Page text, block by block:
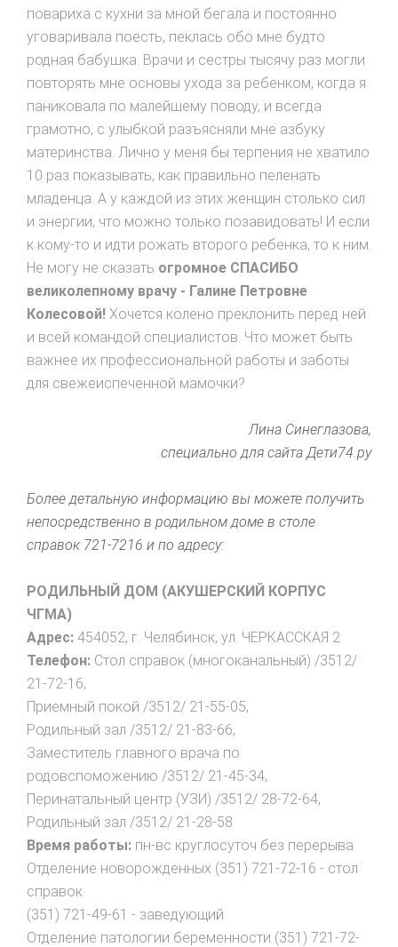
повариха с кухни за мной бегала и постоянно
уговаривала поесть, пеклась обо мне будто
родная бабушка. Врачи и сестры тысячу раз могли
повторять мне основы ухода за ребенком, когда я
паниковала по малейшему поводу, и всегда
грамотно, с улыбкой разъясняли мне азбуку
материнства. Лично у меня бы терпения не хватило
10 раз показывать, как правильно пеленать
младенца. А у каждой из этих женщин столько сил
и энергии, что можно только позавидовать! И если
к кому-то и идти рожать второго ребенка, то к ним.
Не могу не сказать огромное СПАСИБО
великолепному врачу - Галине Петровне
Колесовой! Хочется колено преклонить перед ней
и всей командой специалистов. Что может быть
важнее их профессиональной работы и заботы
для свежеиспеченной мамочки?
Лина Синеглазова,
специально для сайта Дети74.ру
Более детальную информацию вы можете получить
непосредственно в родильном доме в столе
справок 721-7216 и по адресу:
РОДИЛЬНЫЙ ДОМ (АКУШЕРСКИЙ КОРПУС
ЧГМА)
Адрес: 454052, г. Челябинск, ул. ЧЕРКАССКАЯ 2
Телефон: Стол справок (многоканальный) /3512/
21-72-16,
Приемный покой /3512/ 21-55-05,
Родильный зал /3512/ 21-83-66,
Заместитель главного врача по
родовспоможению /3512/ 21-45-34,
Перинатальный центр (УЗИ) /3512/ 28-72-64,
Родильный зал /3512/ 21-28-58
Время работы: пн-вс круглосуточ без перерыва
Отделение новорожденных (351) 721-72-16 - стол
справок
(351) 721-49-61 - заведующий
Отделение патологии беременности (351) 721-72-